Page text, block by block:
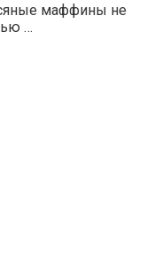
маффины не
…